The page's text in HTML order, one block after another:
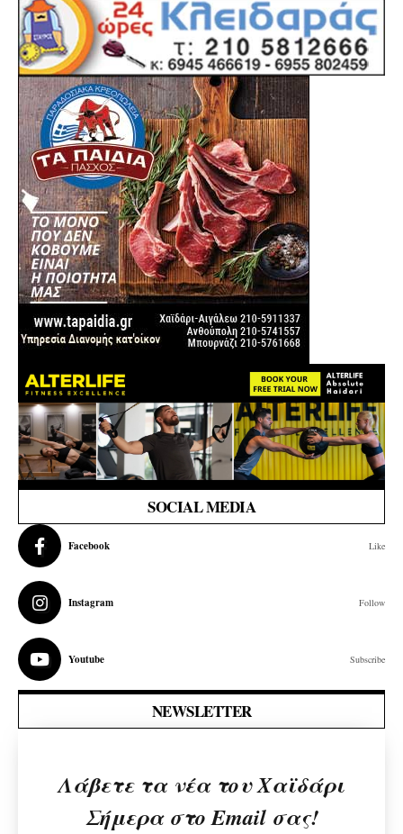
SOCIAL MEDIA
Facebook Like
Instagram Follow
Youtube Subscribe
NEWSLETTER
Λάβετε τα νέα του Χαϊδάρι
Σήμερα στο Email σας!